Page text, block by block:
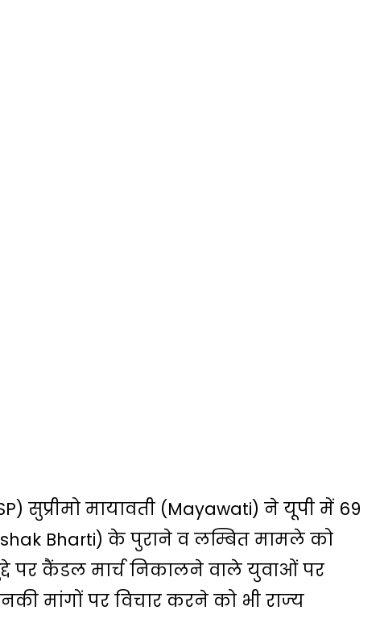
सुप्रीमो मायावती (Mayawati) ने यूपी में 69
Bharti) के पुराने व लम्बित मामले को
पर कैंडल मार्च निकालने वाले युवाओं पर
मांगों पर विचार करने को भी राज्‍य